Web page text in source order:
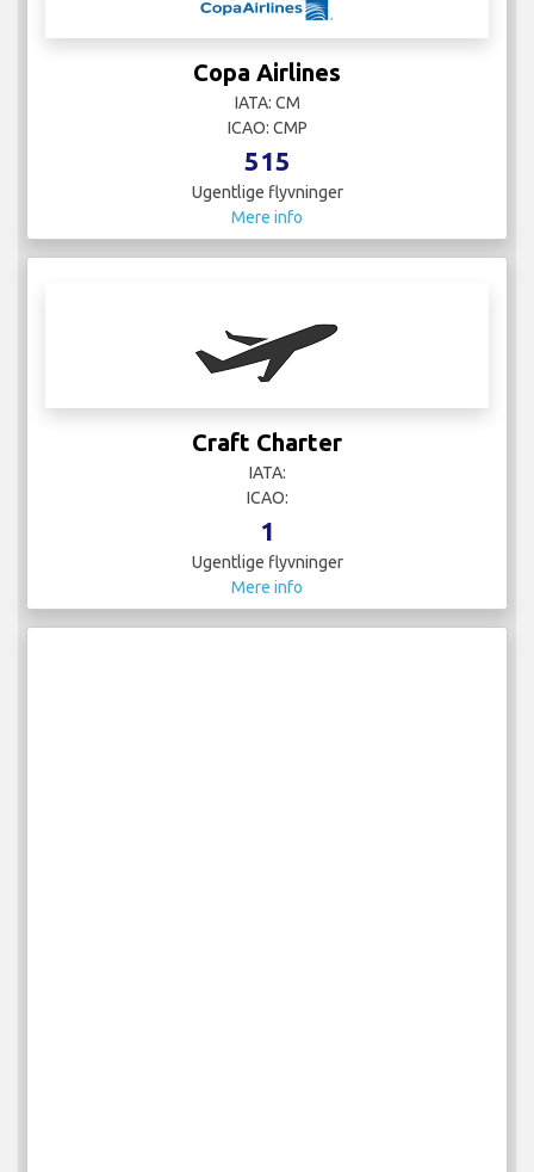
Copa Airlines
IATA: CM
ICAO: CMP
515
Ugentlige flyvninger
Mere info
Craft Charter
IATA:
ICAO:
1
Ugentlige flyvninger
Mere info